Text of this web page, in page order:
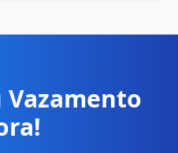
Vazamento